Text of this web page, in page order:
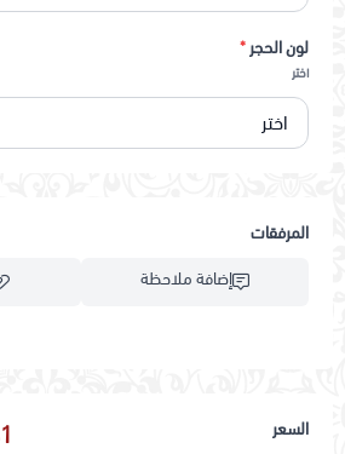
لون الحجر*
اختر
المرفقات
إضافة ملاحظة
اسحب و افلت الملف
السعر